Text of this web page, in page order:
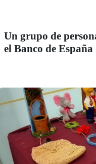
Un grupo de
el Banco de España